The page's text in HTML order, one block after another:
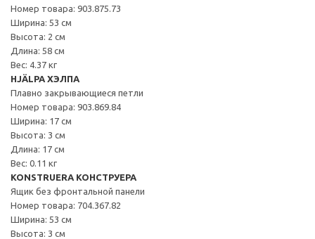
Номер товара: 903.875.73
Ширина: 53 см
Высота: 2 см
Длина: 58 см
Вес: 4.37 кг
HJÄLPA ХЭЛПА
Плавно закрывающиеся петли
Номер товара: 903.869.84
Ширина: 17 см
Высота: 3 см
Длина: 17 см
Вес: 0.11 кг
KONSTRUERA КОНСТРУЕРА
Ящик без фронтальной панели
Номер товара: 704.367.82
Ширина: 53 см
Высота: 3 см